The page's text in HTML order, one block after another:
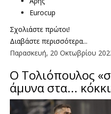
Eurocup
Σχολιάστε πρώτοι!
Διαβάστε περισσότερα...
Παρασκευή, 20 Οκτωβρίου
Ο Τολιόπουλος
άμυνα στα...